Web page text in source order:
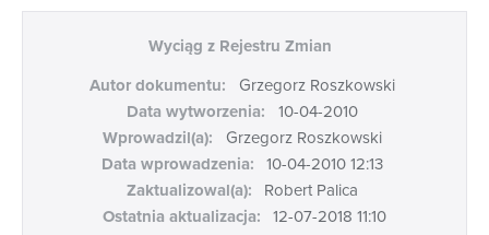
Wyciąg z Rejestru Zmian
Autor dokumentu:
Grzegorz Roszkowski
Data wytworzenia:
10-04-2010
Wprowadzil(a):
Grzegorz Roszkowski
Data wprowadzenia:
10-04-2010 12:13
Zaktualizowal(a):
Robert Palica
Ostatnia aktualizacja:
12-07-2018 11:10